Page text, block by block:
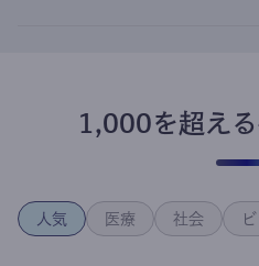
1,000を超え
人気 医療 社会